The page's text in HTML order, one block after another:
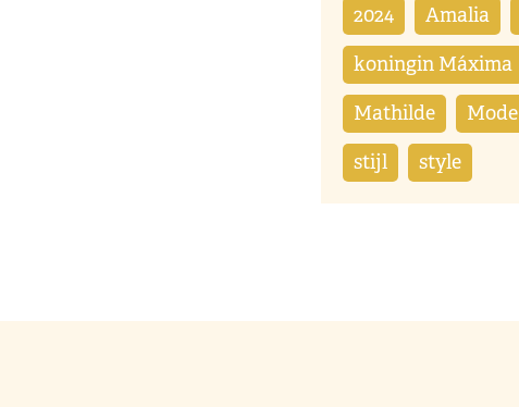
2024 Amalia
koningin Máxima
Mathilde Mode
stijl style